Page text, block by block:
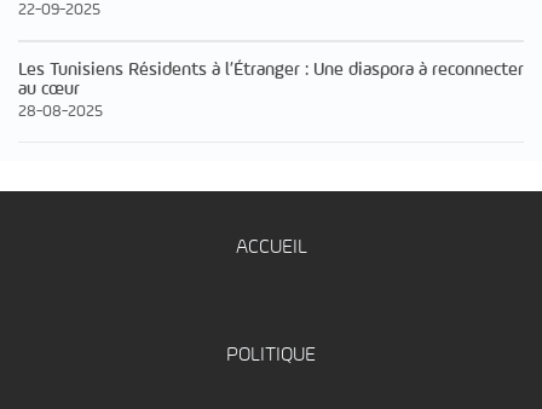
22-09-2025
Les Tunisiens Résidents à l’Étranger : Une diaspora à reconnecter
au cœur
28-08-2025
ACCUEIL
POLITIQUE